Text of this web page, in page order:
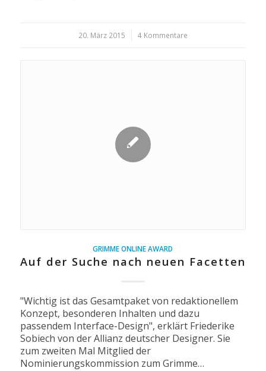
20. März 2015
/ 4 Kommentare
GRIMME ONLINE AWARD
Auf der Suche nach neuen Facetten
"Wichtig ist das Gesamtpaket von redaktionellem
Konzept, besonderen Inhalten und dazu
passendem Interface-Design", erklärt Friederike
Sobiech von der Allianz deutscher Designer. Sie
zum zweiten Mal Mitglied der
Nominierungskommission zum Grimme…